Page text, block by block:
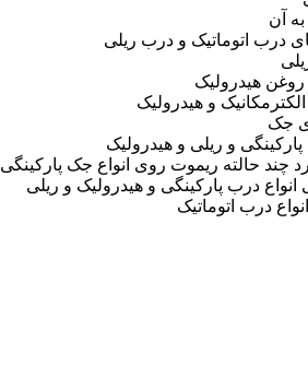
آن
درب اتوماتیک و درب ریلی
هیدرولیک
و هیدرولیک
جک
و ریلی و هیدرولیک
حالته ریموت روی انواع جک پارکینگی
درب پارکینگی و هیدرولیک و ریلی
درب اتوماتیک